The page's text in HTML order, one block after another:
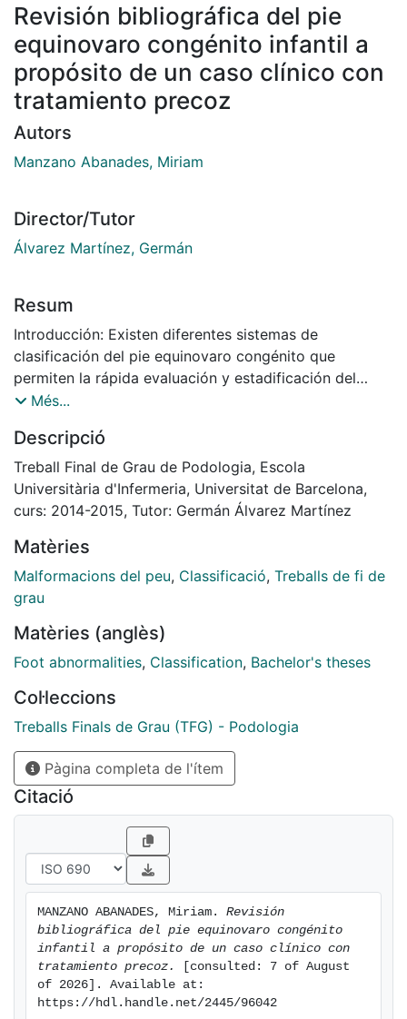
Revisión bibliográfica del pie
equinovaro congénito infantil a
propósito de un caso clínico con
tratamiento precoz
Autors
Manzano Abanades, Miriam
Director/Tutor
Álvarez Martínez, Germán
Resum
Introducción: Existen diferentes sistemas de
clasificación del pie equinovaro congénito que
permiten la rápida evaluación y estadificación del
mismo. Objetivos e hipótesis: Evaluar qué métodos de
los más utilizados; determinar cuál resulta más eficaz
para el diagnóstico y pronóstico de la deformidad; y
comprobar si el sistema de clasificación
Dimeglio, es una herramienta útil de evaluación
en base de datos de Internet, revistas y libros online
de traumatología y ortopedia. Así como el uso de
material exploratorio para el caso clínico presentado.
sistema de clasificación Dimeglio y Pirani, demuestran
cierta discrepancia entre ambos métodos. Conclusión:
herramienta útil en la evaluación temprana del pie
equinovaro congénito bilateral infantil, cuando el
paciente ha sido tratado mediante el método Ponseti
Més...
Descripció
Treball Final de Grau de Podologia, Escola
Universitària d'Infermeria, Universitat de Barcelona,
curs: 2014-2015, Tutor: Germán Álvarez Martínez
Matèries
Malformacions del peu, Classificació, Treballs de fi de
grau
Matèries (anglès)
Foot abnormalities, Classification, Bachelor's theses
Col·leccions
Treballs Finals de Grau (TFG) - Podologia
Pàgina completa de l'ítem
Citació
MANZANO ABANADES, Miriam. Revisión
bibliográfica del pie equinovaro congénito
infantil a propósito de un caso clínico con
tratamiento precoz.
[consulted: 7 of August
of 2026]. Available at:
https://hdl.handle.net/2445/96042